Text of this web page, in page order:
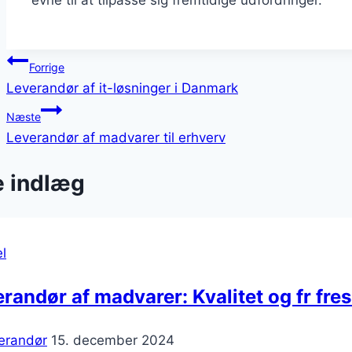
Indlægsnavigation
Forrige
Leverandør af it-løsninger i Danmark
Næste
Leverandør af madvarer til erhverv
indlæg
af madvarer: Kvalitet og fr
15. december 2024